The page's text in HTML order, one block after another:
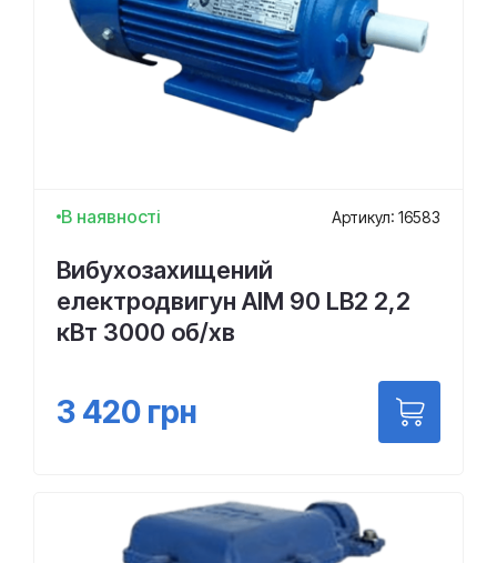
В наявності Артикул: 16583
Вибухозахищений
електродвигун АІМ 90 LВ2 2,2
кВт 3000 об/хв
3 420 грн